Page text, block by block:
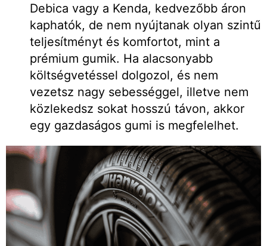
Debica vagy a Kenda, kedvezőbb áron
kaphatók, de nem nyújtanak olyan szintű
teljesítményt és komfortot, mint a
prémium gumik. Ha alacsonyabb
költségvetéssel dolgozol, és nem
vezetsz nagy sebességgel, illetve nem
közlekedsz sokat hosszú távon, akkor
egy gazdaságos gumi is megfelelhet.